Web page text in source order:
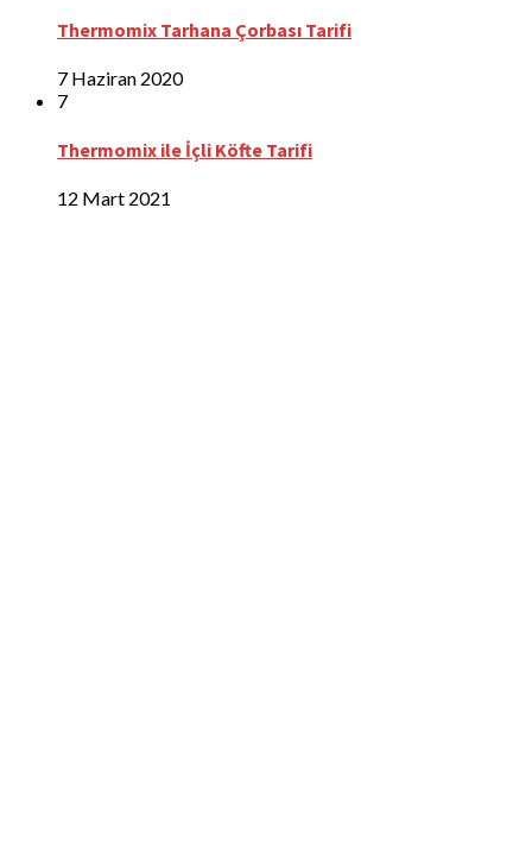
Thermomix Tarhana Çorbası Tarifi
7 Haziran 2020
7
Thermomix ile İçli Köfte Tarifi
12 Mart 2021